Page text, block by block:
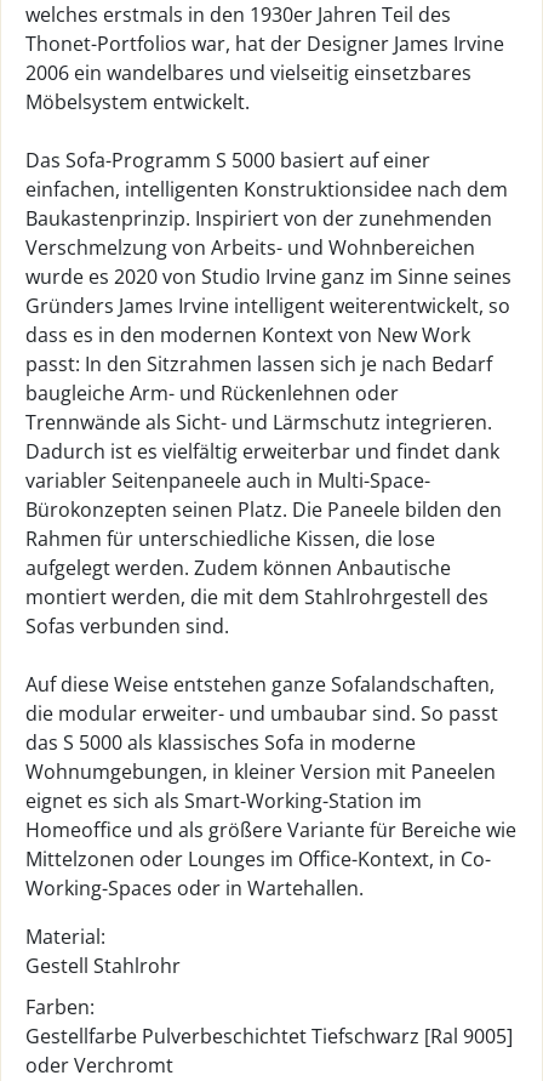
welches erstmals in den 1930er Jahren Teil des
Thonet-Portfolios war, hat der Designer James Irvine
2006 ein wandelbares und vielseitig einsetzbares
Möbelsystem entwickelt.
Das Sofa-Programm S 5000 basiert auf einer
einfachen, intelligenten Konstruktionsidee nach dem
Baukastenprinzip. Inspiriert von der zunehmenden
Verschmelzung von Arbeits- und Wohnbereichen
wurde es 2020 von Studio Irvine ganz im Sinne seines
Gründers James Irvine intelligent weiterentwickelt, so
dass es in den modernen Kontext von New Work
passt: In den Sitzrahmen lassen sich je nach Bedarf
baugleiche Arm- und Rückenlehnen oder
Trennwände als Sicht- und Lärmschutz integrieren.
Dadurch ist es vielfältig erweiterbar und findet dank
variabler Seitenpaneele auch in Multi-Space-
Bürokonzepten seinen Platz. Die Paneele bilden den
Rahmen für unterschiedliche Kissen, die lose
aufgelegt werden. Zudem können Anbautische
montiert werden, die mit dem Stahlrohrgestell des
Sofas verbunden sind.
Auf diese Weise entstehen ganze Sofalandschaften,
die modular erweiter- und umbaubar sind. So passt
das S 5000 als klassisches Sofa in moderne
Wohnumgebungen, in kleiner Version mit Paneelen
eignet es sich als Smart-Working-Station im
Homeoffice und als größere Variante für Bereiche wie
Mittelzonen oder Lounges im Office-Kontext, in Co-
Working-Spaces oder in Wartehallen.
Material:
Gestell Stahlrohr
Farben:
Gestellfarbe Pulverbeschichtet Tiefschwarz [Ral 9005]
oder Verchromt